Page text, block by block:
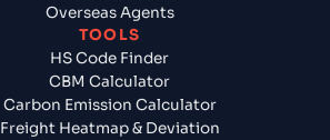
Overseas Agents
TOOLS
HS Code Finder
CBM Calculator
Carbon Emission Calculator
Freight Heatmap & Deviation